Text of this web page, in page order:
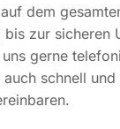
dem
bis zur sicheren
gerne
schnell